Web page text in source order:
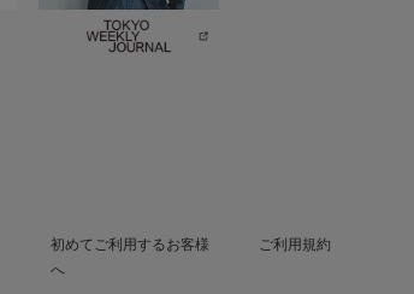
初めてご利用するお客様
へ
ご利用規約